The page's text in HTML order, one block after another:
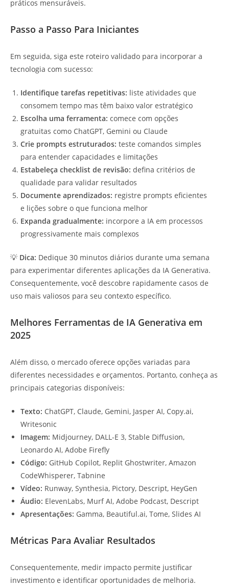
práticos mensuráveis.
Passo a Passo Para Iniciantes
Em seguida, siga este roteiro validado para incorporar a
tecnologia com sucesso:
Identifique tarefas repetitivas: liste atividades que
consomem tempo mas têm baixo valor estratégico
Escolha uma ferramenta: comece com opções
gratuitas como ChatGPT, Gemini ou Claude
Crie prompts estruturados: teste comandos simples
para entender capacidades e limitações
Estabeleça checklist de revisão: defina critérios de
qualidade para validar resultados
Documente aprendizados: registre prompts eficientes
e lições sobre o que funciona melhor
Expanda gradualmente: incorpore a IA em processos
progressivamente mais complexos
💡 Dica: Dedique 30 minutos diários durante uma semana
para experimentar diferentes aplicações da IA Generativa.
Consequentemente, você descobre rapidamente casos de
uso mais valiosos para seu contexto específico.
Melhores Ferramentas de IA Generativa em
2025
Além disso, o mercado oferece opções variadas para
diferentes necessidades e orçamentos. Portanto, conheça as
principais categorias disponíveis:
Texto: ChatGPT, Claude, Gemini, Jasper AI, Copy.ai,
Writesonic
Imagem: Midjourney, DALL-E 3, Stable Diffusion,
Leonardo AI, Adobe Firefly
Código: GitHub Copilot, Replit Ghostwriter, Amazon
CodeWhisperer, Tabnine
Vídeo: Runway, Synthesia, Pictory, Descript, HeyGen
Áudio: ElevenLabs, Murf AI, Adobe Podcast, Descript
Apresentações: Gamma, Beautiful.ai, Tome, Slides AI
Métricas Para Avaliar Resultados
Consequentemente, medir impacto permite justificar
investimento e identificar oportunidades de melhoria.